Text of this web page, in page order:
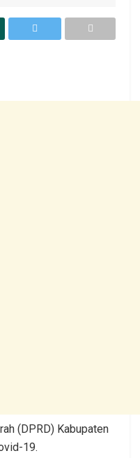
(DPRD) Kabupaten
19.